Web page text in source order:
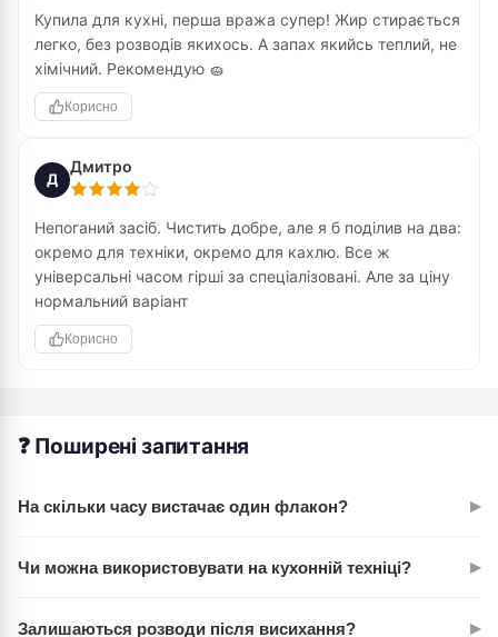
Купила для кухні, перша вража супер! Жир стирається
легко, без розводів якихось. А запах якийсь теплий, не
хімічний. Рекомендую 🧽
Корисно
Д
Дмитро
Непоганий засіб. Чистить добре, але я б поділив на два:
окремо для техніки, окремо для кахлю. Все ж
універсальні часом гірші за спеціалізовані. Але за ціну
нормальний варіант
Корисно
❓ Поширені запитання
На скільки часу вистачає один флакон? ▸
Все залежить від інтенсивності прибирання. Засіб
натисків на поверхню.
Чи можна використовувати на кухонній техніці? ▸
Залишаються розводи після висихання? ▸